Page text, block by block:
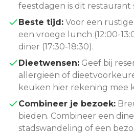
feestdagen is dit restaurant
Beste tijd: Voor een
een vroege lunch (12:00-
diner (17:30-18:30).
Dieetwensen: Geef bij
allergieën of
keuken hier rekening mee
Combineer je bezoek:
bieden. Combineer een
stadswandeling of een